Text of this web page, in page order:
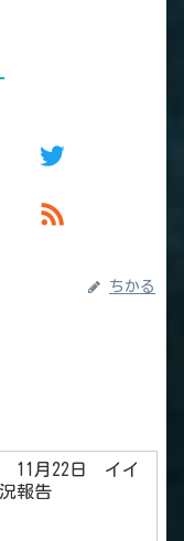
ちかる
11月22日 イイ
報告